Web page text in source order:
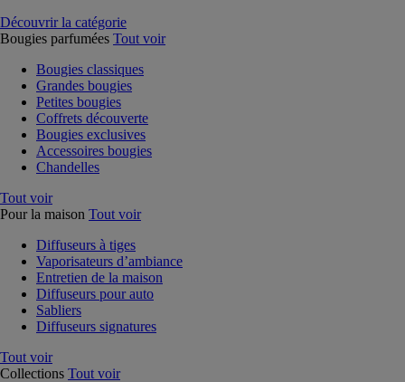
Découvrir la catégorie
Bougies parfumées Tout voir
Bougies classiques
Grandes bougies
Petites bougies
Coffrets découverte
Bougies exclusives
Accessoires bougies
Chandelles
Tout voir
Pour la maison Tout voir
Diffuseurs à tiges
Vaporisateurs d’ambiance
Entretien de la maison
Diffuseurs pour auto
Sabliers
Diffuseurs signatures
Tout voir
Collections Tout voir